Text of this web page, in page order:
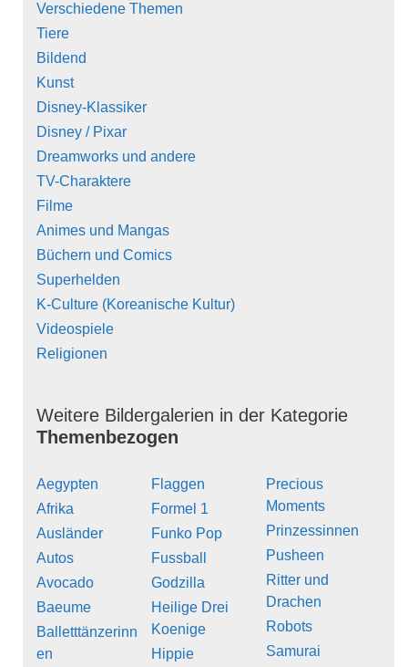
Verschiedene Themen
Tiere
Bildend
Kunst
Disney-Klassiker
Disney / Pixar
Dreamworks und andere
TV-Charaktere
Filme
Animes und Mangas
Büchern und Comics
Superhelden
K-Culture (Koreanische Kultur)
Videospiele
Religionen
Weitere Bildergalerien in der Kategorie
Themenbezogen
Aegypten
Afrika
Ausländer
Autos
Avocado
Baeume
Balletttänzerinn
en
Flaggen
Formel 1
Funko Pop
Fussball
Godzilla
Heilige Drei
Koenige
Hippie
Precious
Moments
Prinzessinnen
Pusheen
Ritter und
Drachen
Robots
Samurai